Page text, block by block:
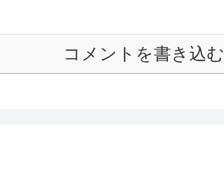
コメントを書き込む